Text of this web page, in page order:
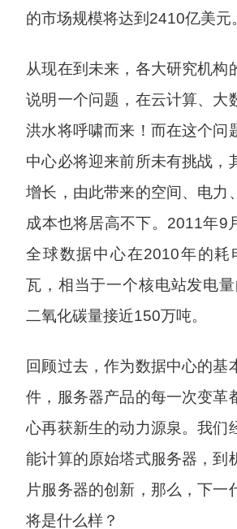
的市场规模将达到2410亿美元
从现在到未来，各大研究机构
说明一个问题，在云计算、大
洪水将呼啸而来！而在这个问
中心必将迎来前所未有挑战，
增长，由此带来的空间、电力
成本也将居高不下。2011年9
全球数据中心在2010年的耗
瓦，相当于一个核电站发电
二氧化碳量接近150万吨。
回顾过去，作为数据中心的基
件，服务器产品的每一次变革
心再获新生的动力源泉。我们
能计算的原始塔式服务器，到
片服务器的创新，那么，下一
将是什么样？